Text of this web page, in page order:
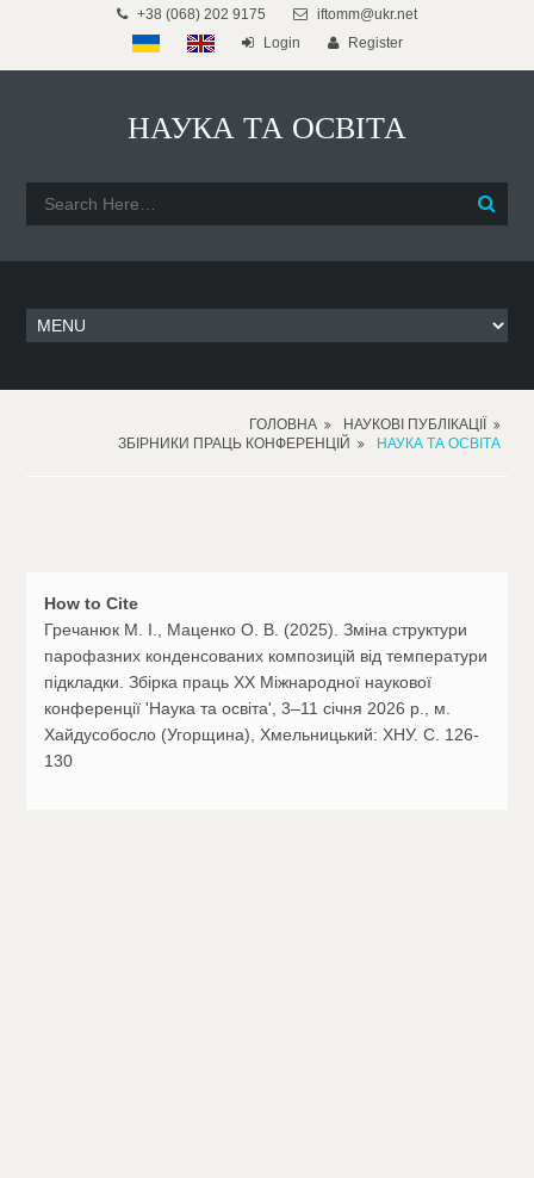
+38 (068) 202 9175
iftomm@ukr.net
Login
Register
НАУКА ТА ОСВІТА
ГОЛОВНА
НАУКОВІ ПУБЛІКАЦІЇ
ЗБІРНИКИ ПРАЦЬ КОНФЕРЕНЦІЙ
НАУКА ТА ОСВІТА
How to Cite
Гречанюк М. І., Маценко О. В. (2025). Зміна структури
парофазних конденсованих композицій від температури
підкладки. Збірка праць ХX Міжнародної наукової
конференції 'Наука та освіта', 3–11 січня 2026 р., м.
Хайдусобосло (Угорщина), Хмельницький: ХНУ. C. 126-
130